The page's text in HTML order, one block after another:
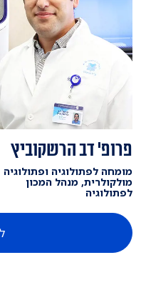
פרופ' דב הרשקוביץ
מומחה לפתולוגיה ופתולוגיה
מולקולרית, מנהל המכון
לפתולוגיה